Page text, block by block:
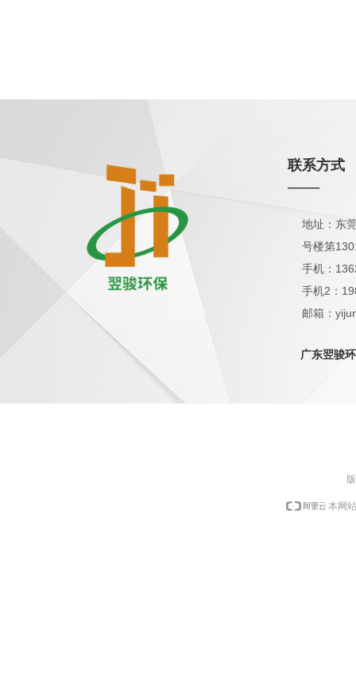
联系方式
——
地址：东
号楼第
手机：
手机2：
邮箱：
广东翌骏
本网